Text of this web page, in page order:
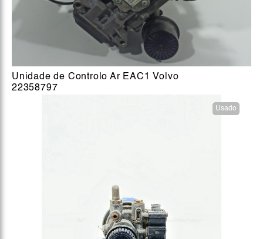
Unidade de Controlo Ar EAC1 Volvo
22358797
Usado